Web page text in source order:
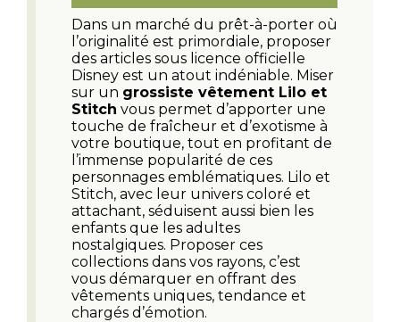
Dans un marché du prêt-à-porter où
l’originalité est primordiale, proposer
des articles sous licence officielle
Disney est un atout indéniable. Miser
sur un grossiste vêtement Lilo et
Stitch vous permet d’apporter une
touche de fraîcheur et d’exotisme à
votre boutique, tout en profitant de
l’immense popularité de ces
personnages emblématiques. Lilo et
Stitch, avec leur univers coloré et
attachant, séduisent aussi bien les
enfants que les adultes
nostalgiques. Proposer ces
collections dans vos rayons, c’est
vous démarquer en offrant des
vêtements uniques, tendance et
chargés d’émotion.